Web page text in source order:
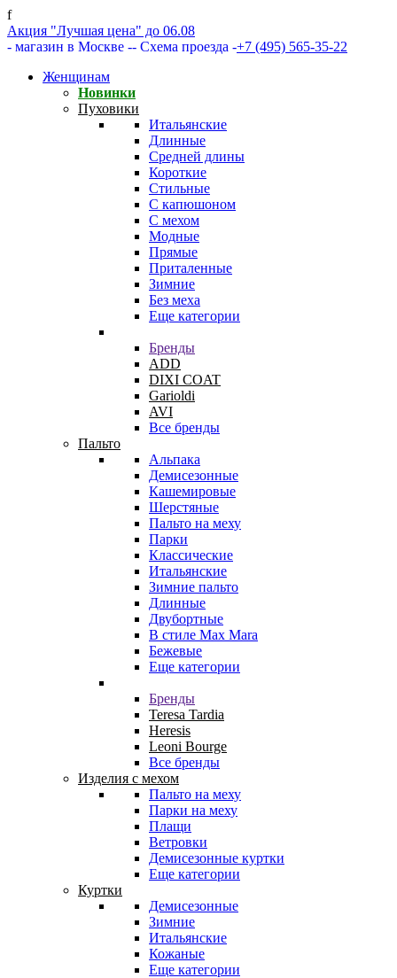
f
Акция "Лучшая цена" до 06.08
- магазин в Москве -- Схема проезда -+7 (495) 565-35-22
Женщинам
Новинки
Пуховики
Итальянские
Длинные
Средней длины
Короткие
Стильные
С капюшоном
С мехом
Модные
Прямые
Приталенные
Зимние
Без меха
Еще категории
Бренды
ADD
DIXI COAT
Garioldi
AVI
Все бренды
Пальто
Альпака
Демисезонные
Кашемировые
Шерстяные
Пальто на меху
Парки
Классические
Итальянские
Зимние пальто
Длинные
Двубортные
В стиле Max Mara
Бежевые
Еще категории
Бренды
Teresa Tardia
Heresis
Leoni Bourge
Все бренды
Изделия с мехом
Пальто на меху
Парки на меху
Плащи
Ветровки
Демисезонные куртки
Еще категории
Куртки
Демисезонные
Зимние
Итальянские
Кожаные
Еще категории